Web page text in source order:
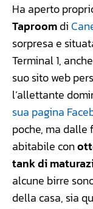
Ha aperto
Taproomdi
sorpresa e
Terminal 1,
suo sito web
l’allettante
sua pagina
poche, ma dalle
abitabile con
tank di
alcune birre
della casa, sia